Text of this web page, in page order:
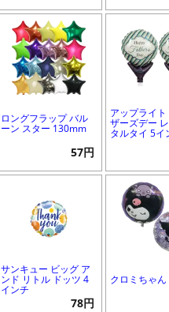
ロングフラップ バル
ーン スター 130mm
57円
アップライト
ザーズデー
タルタイ 5イ
サンキュー ビッグ ア
ンド リトル ドッツ 4
インチ
78円
クロミちゃん